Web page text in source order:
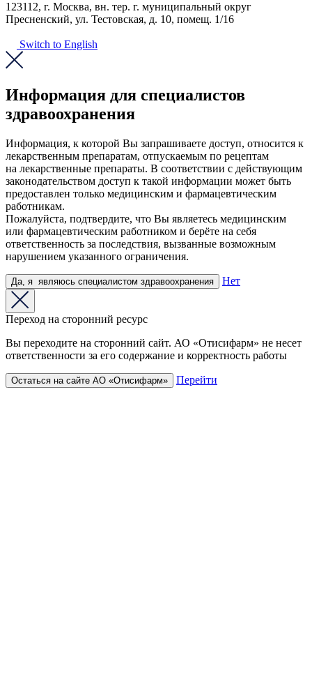
123112, г. Москва, вн. тер. г. муниципальный округ
Пресненский, ул. Тестовская, д. 10, помещ. 1/16
Switch to English
Информация для специалистов
здравоохранения
Информация, к которой Вы запрашиваете доступ, относится к
лекарственным препаратам, отпускаемым по рецептам
на лекарственные препараты. В соответствии с действующим
законодательством доступ к такой информации может быть
предоставлен только медицинским и фармацевтическим
работникам.
Пожалуйста, подтвердите, что Вы являетесь медицинским
или фармацевтическим работником и берёте на себя
ответственность за последствия, вызванные возможным
нарушением указанного ограничения.
Да, я являюсь специалистом здравоохранения Нет
Переход на сторонний ресурс
Вы переходите на сторонний сайт. АО «Отисифарм» не несет
ответственности за его содержание и корректность работы
Остаться на сайте АО «Отисифарм» Перейти